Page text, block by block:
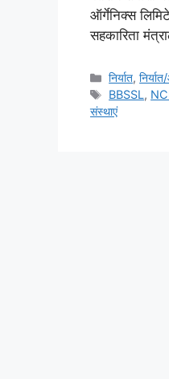
ऑर्गेनिक्स
सहकारिता
निर्यात,
BBSSL,
संस्थाएं